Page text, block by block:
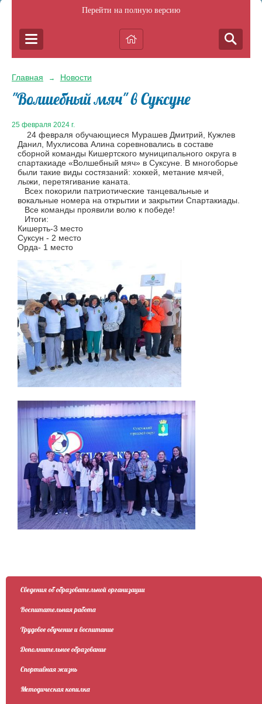
Перейти на полную версию
Главная → Новости
"Волшебный мяч" в Суксуне
25 февраля 2024 г.
24 февраля обучающиеся Мурашев Дмитрий, Кужлев
Данил, Мухлисова Алина соревновались в составе
сборной команды Кишертского муниципального округа в
спартакиаде «Волшебный мяч» в Суксуне. В многоборье
были такие виды состязаний: хоккей, метание мячей,
лыжи, перетягивание каната.
Всех покорили патриотические танцевальные и
вокальные номера на открытии и закрытии Спартакиады.
Все команды проявили волю к победе!
Итоги:
Кишерть-3 место
Суксун - 2 место
Орда- 1 место
Сведения об образовательной организации
Воспитательная работа
Трудовое обучение и воспитание
Дополнительное образование
Спортивная жизнь
Методическая копилка